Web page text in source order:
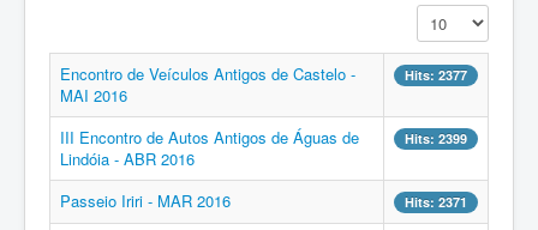
Display #
Encontro de Veículos Antigos de Castelo -
MAI 2016
Hits: 2377
III Encontro de Autos Antigos de Águas de
Lindóia - ABR 2016
Hits: 2399
Passeio Iriri - MAR 2016 Hits: 2371